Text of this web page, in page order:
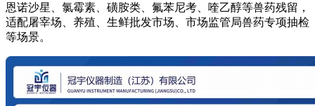
恩诺沙星、氯霉素、磺胺类、氟苯尼考、喹乙醇等兽药残留，
适配屠宰场、养殖、生鲜批发市场、市场监管局兽药专项抽检
等场景。